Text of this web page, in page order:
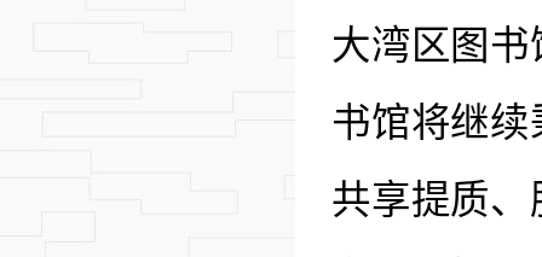
大湾区图
书馆将继
共享提质